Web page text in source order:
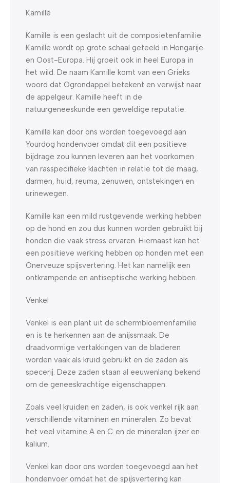
Kamille
Kamille is een geslacht uit de composietenfamilie.
Kamille wordt op grote schaal geteeld in Hongarije
en Oost-Europa. Hij groeit ook in heel Europa in
het wild. De naam Kamille komt van een Grieks
woord dat Ogrondappel betekent en verwijst naar
de appelgeur. Kamille heeft in de
natuurgeneeskunde een geweldige reputatie.
Kamille kan door ons worden toegevoegd aan
Yourdog hondenvoer omdat dit een positieve
bijdrage zou kunnen leveren aan het voorkomen
van rasspecifieke klachten in relatie tot de maag,
darmen, huid, reuma, zenuwen, ontstekingen en
urinewegen.
Kamille kan een mild rustgevende werking hebben
op de hond en zou dus kunnen worden gebruikt bij
honden die vaak stress ervaren. Hiernaast kan het
een positieve werking hebben op honden met een
Onerveuze spijsvertering. Het kan namelijk een
ontkrampende en antiseptische werking hebben.
Venkel
Venkel is een plant uit de schermbloemenfamilie
en is te herkennen aan de anijssmaak. De
draadvormige vertakkingen van de bladeren
worden vaak als kruid gebruikt en de zaden als
specerij. Deze zaden staan al eeuwenlang bekend
om de geneeskrachtige eigenschappen.
Zoals veel kruiden en zaden, is ook venkel rijk aan
verschillende vitaminen en mineralen. Zo bevat
het veel vitamine A en C en de mineralen ijzer en
kalium.
Venkel kan door ons worden toegevoegd aan het
hondenvoer omdat het de spijsvertering kan